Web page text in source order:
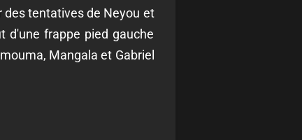
des tentatives de Neyou et
d'une frappe pied gauche
Mangala et Gabriel